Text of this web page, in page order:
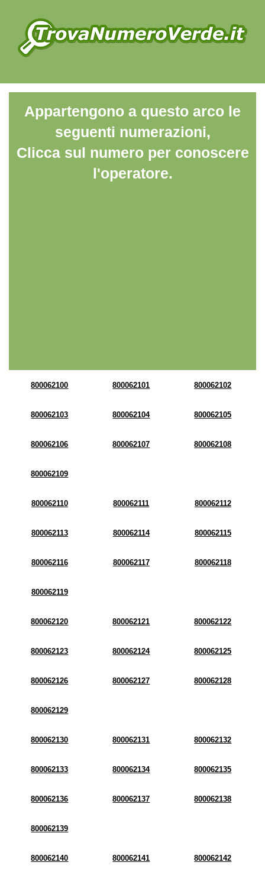
Appartengono a questo arco le
seguenti numerazioni,
Clicca sul numero per conoscere
l'operatore.
800062100 800062101 800062102
800062103 800062104 800062105
800062106 800062107 800062108
800062109
800062110 800062111 800062112
800062113 800062114 800062115
800062116 800062117 800062118
800062119
800062120 800062121 800062122
800062123 800062124 800062125
800062126 800062127 800062128
800062129
800062130 800062131 800062132
800062133 800062134 800062135
800062136 800062137 800062138
800062139
800062140 800062141 800062142